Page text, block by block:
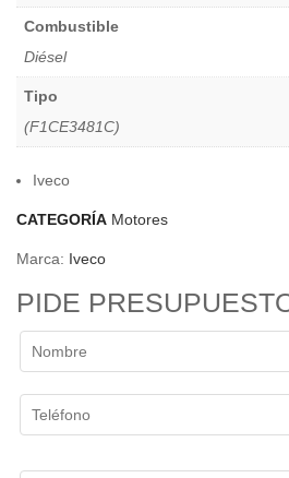
Combustible
Diésel
Tipo
(F1CE3481C)
Iveco
CATEGORÍA Motores
Marca: Iveco
PIDE